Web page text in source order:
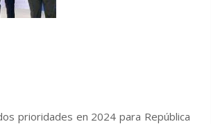
prioridades en 2024 para República